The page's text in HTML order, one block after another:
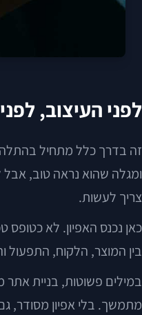
לפני העיצוב,
זה בדרך כלל מתחיל
ומגלה שהוא נראה טוב,
צריך לעשות.
כאן נכנס האפיון. לא
בין המוצר, הלקוח, התפעול
במילים פשוטות, בניית
מתמשך. בלי אפיון מסודר,